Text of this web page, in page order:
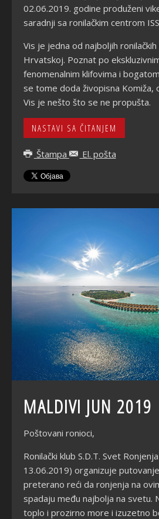
02.06.2019. godine produženi
saradnji sa ronilačkim centrom
Vis je jedna od najboljih
Hrvatskoj. Poznat po
fenomenalnim klifovima i
se tome doda živopisna Komiža,
Vis je nešto što se ne propušta.
NASTAVI SA ČITANJEM
Štampa El. pošta
MALDIVI JUN 2019
Poštovani ronioci,
Ronilački klub S.D.T. Svet
13.06.2019) organizuje
preterano reći da ronjenja na
spadaju među najbolja na svetu.
toplo i prozirno more i izuzetno